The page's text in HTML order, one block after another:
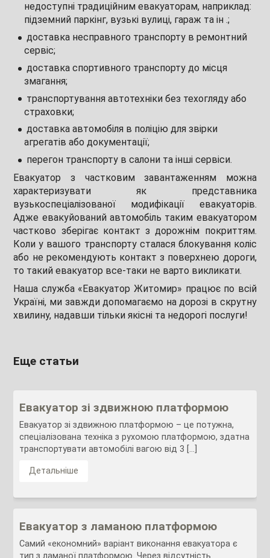
недоступні традиційним евакуаторам, наприклад:
підземний паркінг, вузькі вулиці, гараж та ін .;
доставка несправного транспорту в ремонтний
сервіс;
доставка спортивного транспорту до місця
змагання;
транспортування автотехніки без техогляду або
страховки;
доставка автомобіля в поліцію для звірки
агрегатів або документації;
перегон транспорту в салони та інші сервіси.
Евакуатор з частковим завантаженням можна
характеризувати як представника
вузькоспеціалізованої модифікації евакуаторів.
Адже евакуйований автомобіль таким евакуатором
частково зберігає контакт з дорожнім покриттям.
Коли у вашого транспорту сталася блокування коліс
або не рекомендують контакт з поверхнею дороги,
то такий евакуатор все-таки не варто викликати.
Наша служба «Евакуатор Житомир» працює по всій
Україні, ми завжди допомагаємо на дорозі в скрутну
хвилину, надавши тільки якісні та недорогі послуги!
Еще статьи
Евакуатор зі здвижною платформою
Евакуатор зі здвижною платформою – це потужна,
спеціалізована техніка з рухомою платформою, здатна
транспортувати автомобілі вагою від 3 […]
Детальніше
Евакуатор з ламаною платформою
Самий «економний» варіант виконання евакуатора є
тип з ламаної платформою. Через відсутність